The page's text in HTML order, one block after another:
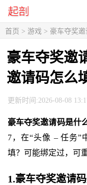
首页 > 游戏 > 豪车夺奖邀
豪车夺奖邀
邀请码怎么
更新时间:2026-08-08
豪车夺奖邀请码是什
7，在“头像 – 任务”
填？可能绑定过，可
1.豪车夺奖邀请码